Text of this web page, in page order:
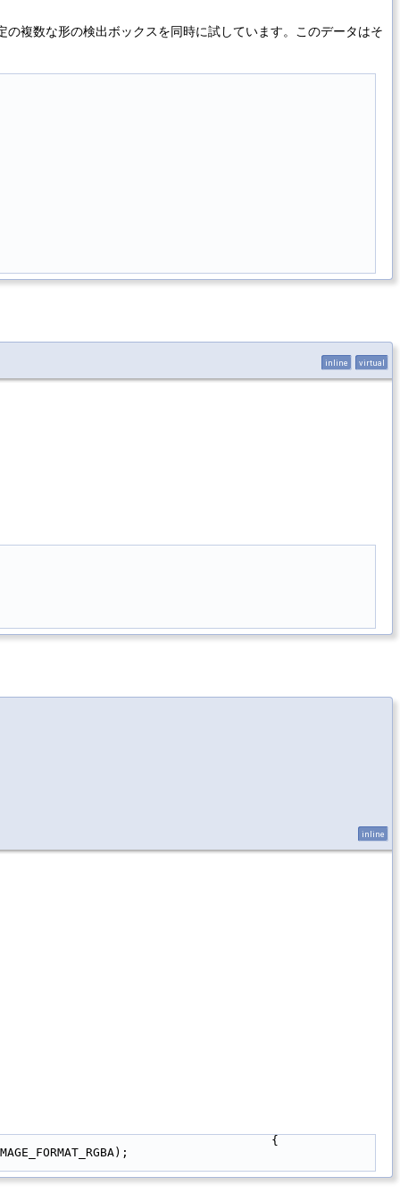
複数な形の検出ボックスを同時に試しています。このデータはそ
inline virtual
inline